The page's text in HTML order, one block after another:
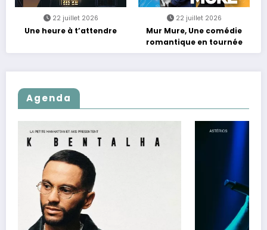
22 juillet 2026
Une heure à t’attendre
22 juillet 2026
Mur Mure, Une comédie
romantique en tournée
Agenda